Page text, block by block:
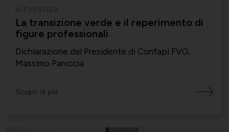
La transizione verde e il reperimento di
figure professionali
Dichiarazione del Presidente di Confapi FVG,
Massimo Paniccia
Scopri di più